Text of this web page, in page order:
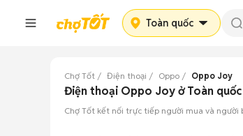
Toàn quốc
Chợ Tốt Điện thoại Oppo Oppo Joy
Điện thoại Oppo Joy ở Toàn
Chợ Tốt kết nối trực tiếp người mua và